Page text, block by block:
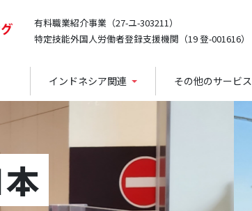
有料職業紹介事業（27-ユ-303211）
特定技能外国人労働者登録支援機関（19 登-001616）
インドネシア関連 その他のサービス